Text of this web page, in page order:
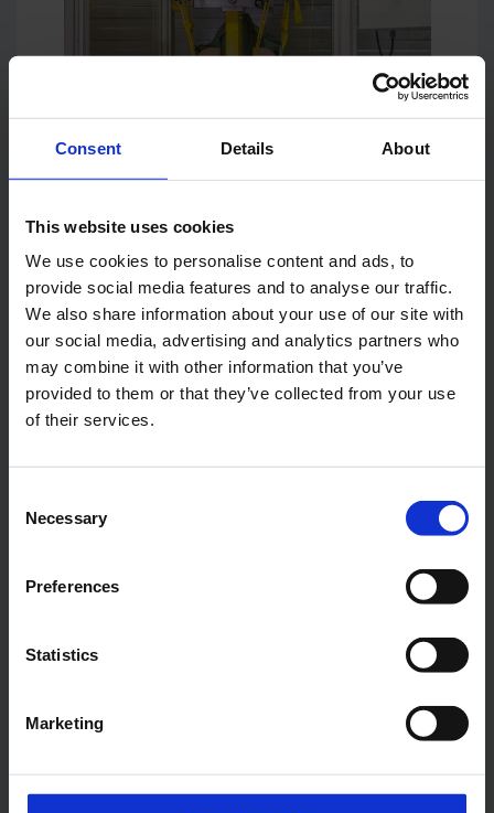
Consent Details About
This website uses cookies
We use cookies to personalise content and ads, to
provide social media features and to analyse our traffic.
We also share information about your use of our site with
our social media, advertising and analytics partners who
may combine it with other information that you’ve
provided to them or that they’ve collected from your use
of their services.
Selection
Necessary
Preferences
Statistics
Marketing
Handi-Move's testmachine
voor de tildoeken : focus op
het doorgedreven testen van de kwaliteit en
testmachine alvorens goedgekeurd te worden.